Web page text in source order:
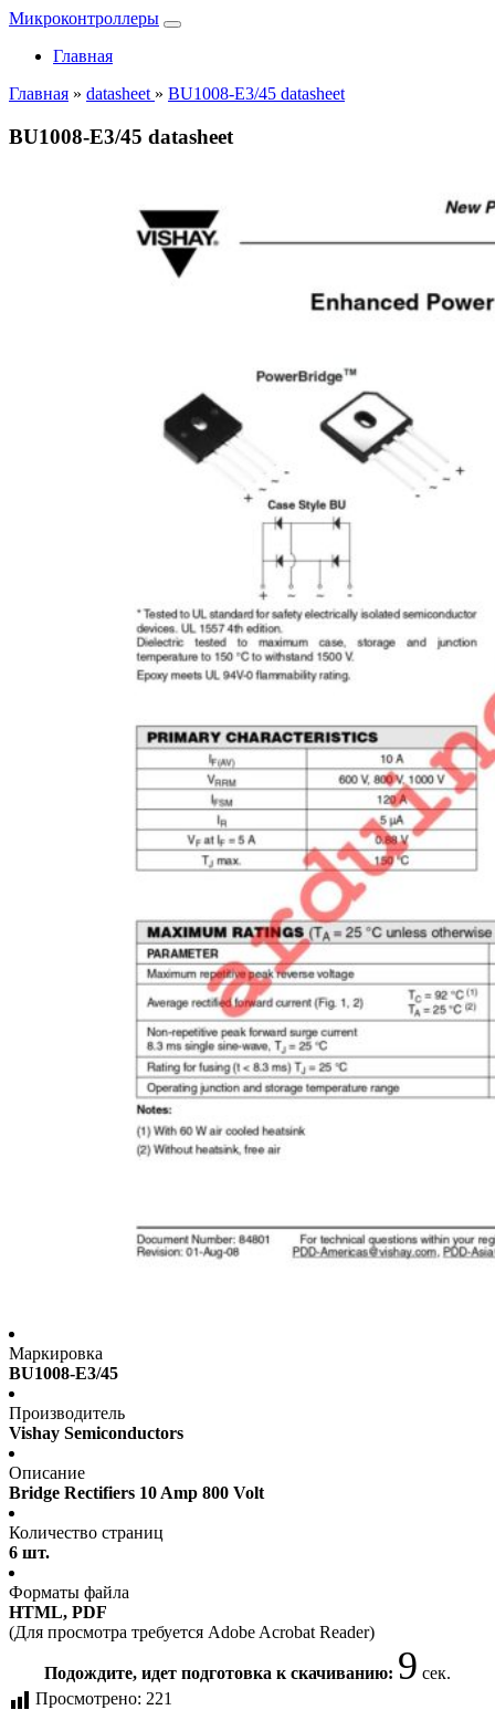
Микроконтроллеры
Главная
Главная » datasheet » BU1008-E3/45 datasheet
BU1008-E3/45 datasheet
Маркировка
BU1008-E3/45
Производитель
Vishay Semiconductors
Описание
Bridge Rectifiers 10 Amp 800 Volt
Количество страниц
6 шт.
Форматы файла
HTML, PDF
(Для просмотра требуется Adobe Acrobat Reader)
Подождите, идет подготовка к скачиванию: 9 сек.
Просмотрено: 221